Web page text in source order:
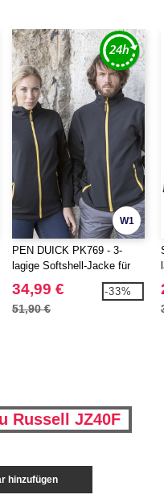
W1
PEN DUICK PK769 - 3-
lagige Softshell-Jacke für
Damen
34,99 €
51,90 €
-33%
Russell JZ40F
hinzufügen